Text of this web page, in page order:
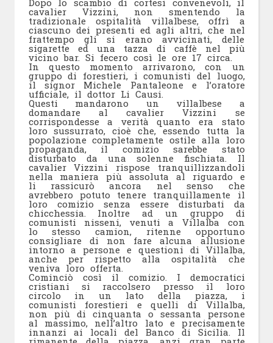
cavalier Vizzini, non smentendo la
tradizionale ospitalità villalbese, offrì a
ciascuno dei presenti ed agli altri, che nel
frattempo gli si erano avvicinati, delle
sigarette ed una tazza di caffè nel più
vicino bar. Si fecero così le ore 17 circa.
In questo momento arrivarono, con un
gruppo di forestieri, i comunisti del luogo,
il signor Michele Pantaleone e l’oratore
ufficiale, il dottor Li Causi.
Questi mandarono un villalbese a
domandare al cavalier Vizzini se
corrispondesse a verità quanto era stato
loro sussurrato, cioè che, essendo tutta la
popolazione completamente ostile alla loro
propaganda, il comizio sarebbe stato
disturbato da una solenne fischiata. Il
cavalier Vizzini rispose tranquillizzandoli
nella maniera più assoluta al riguardo e
li rassicurò ancora nel senso che
avrebbero potuto tenere tranquillamente il
loro comizio senza essere disturbati da
chicchessia. Inoltre ad un gruppo di
comunisti nisseni, venuti a Villalba con
lo stesso camion, ritenne opportuno
consigliare di non fare alcuna allusione
intorno a persone e questioni di Villalba,
anche per rispetto alla ospitalità che
veniva loro offerta.
Cominciò così il comizio. I democratici
cristiani si raccolsero presso il loro
circolo in un lato della piazza, i
comunisti forestieri e quelli di Villalba,
non più di cinquanta o sessanta persone
al massimo, nell’altro lato e precisamente
innanzi ai locali del Banco di Sicilia. Il